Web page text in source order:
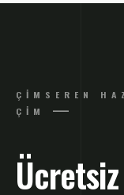
ÇIMSEREN
ÇIM